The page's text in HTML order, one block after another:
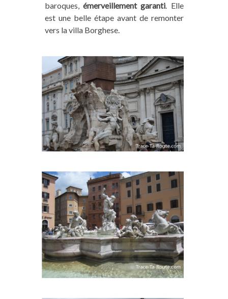
baroques, émerveillement garanti. Elle
est une belle étape avant de remonter
vers la villa Borghese.